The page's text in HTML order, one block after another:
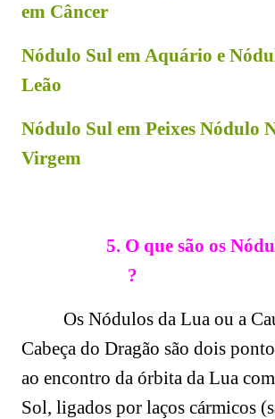
em Câncer
Nódulo Sul em Aquário e
Leão
Nódulo Sul em Peixes Nódulo
Virgem
5. O que são os
?
Os Nódulos da Lua ou a
Cabeça do Dragão são dois
ao encontro da órbita da Lua
Sol, ligados por laços cármicos